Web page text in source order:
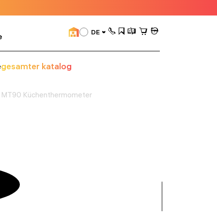
DE
gesamter katalog
MT90 Küchenthermometer
anzeigen